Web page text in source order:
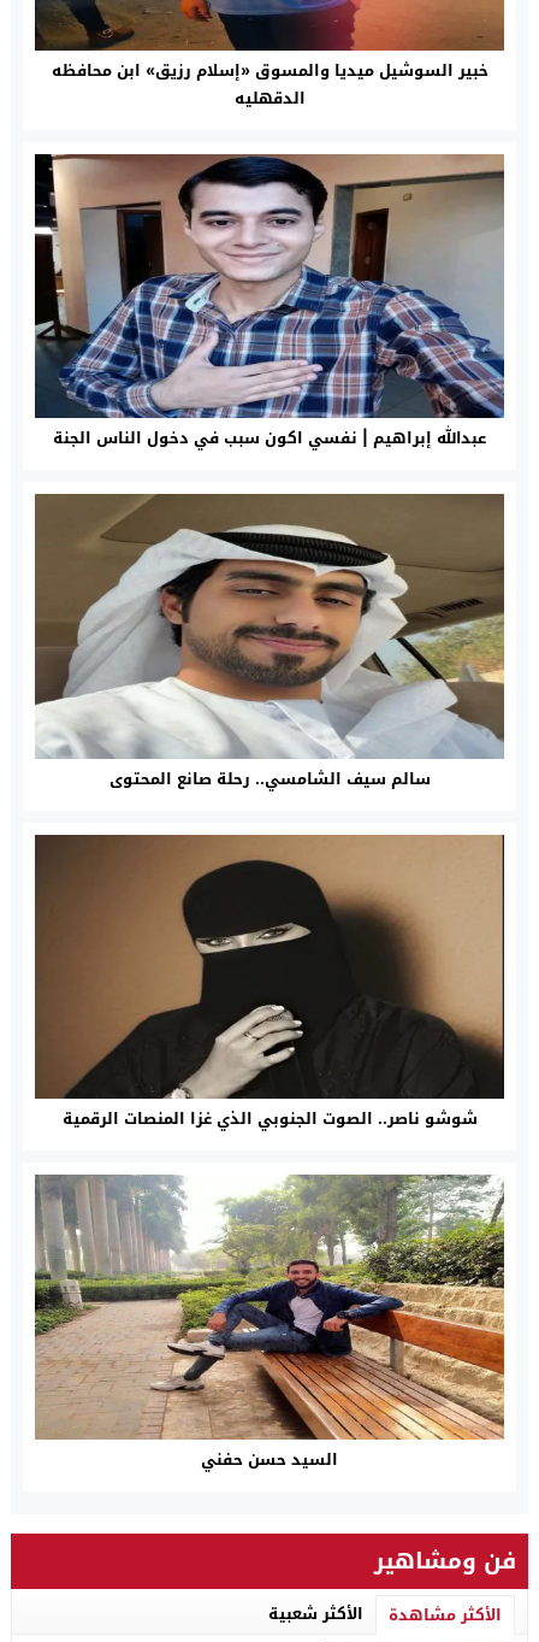
خبير السوشيل ميديا والمسوق «إسلام رزيق» ابن محافظه
الدقهليه
عبدالله إبراهيم | نفسي اكون سبب في دخول الناس الجنة
سالم سيف الشامسي.. رحلة صانع المحتوى
شوشو ناصر.. الصوت الجنوبي الذي غزا المنصات الرقمية
السيد حسن حفني
فن ومشاهير
الأكثر مشاهدة الأكثر شعبية